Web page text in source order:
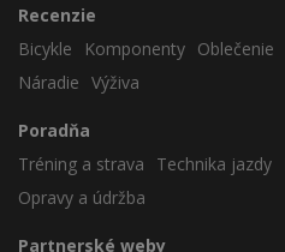
Recenzie
Bicykle
Komponenty Oblečenie
Náradie Výživa
Poradňa
Tréning a strava
Technika jazdy
Opravy a údržba
Partnerské weby